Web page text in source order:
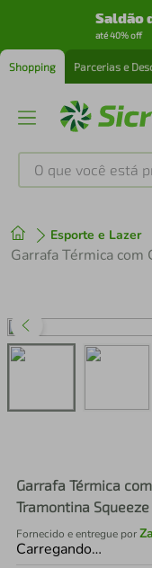
Saldão
até 40% off
Shopping Parcerias e
O que você está
Esporte e Lazer
Garrafa Térmica
Tramontina
Fornecido e entregue por
Carregando…
1º tenis
perfume